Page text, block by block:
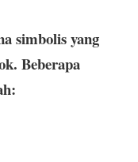
simbolis yang
Beberapa